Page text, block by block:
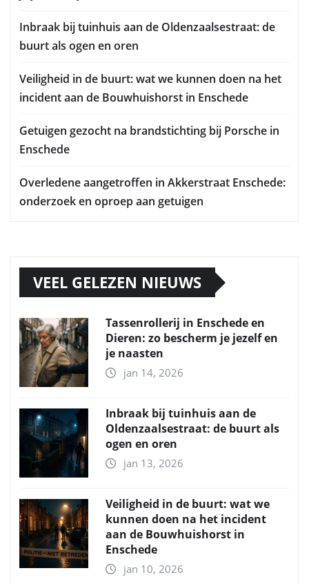
Inbraak bij tuinhuis aan de Oldenzaalsestraat: de
buurt als ogen en oren
Veiligheid in de buurt: wat we kunnen doen na het
incident aan de Bouwhuishorst in Enschede
Getuigen gezocht na brandstichting bij Porsche in
Enschede
Overledene aangetroffen in Akkerstraat Enschede:
onderzoek en oproep aan getuigen
VEEL GELEZEN NIEUWS
Tassenrollerij in Enschede en
Dieren: zo bescherm je jezelf en
je naasten
jan 14, 2026
Inbraak bij tuinhuis aan de
Oldenzaalsestraat: de buurt als
ogen en oren
jan 13, 2026
Veiligheid in de buurt: wat we
kunnen doen na het incident
aan de Bouwhuishorst in
Enschede
jan 10, 2026